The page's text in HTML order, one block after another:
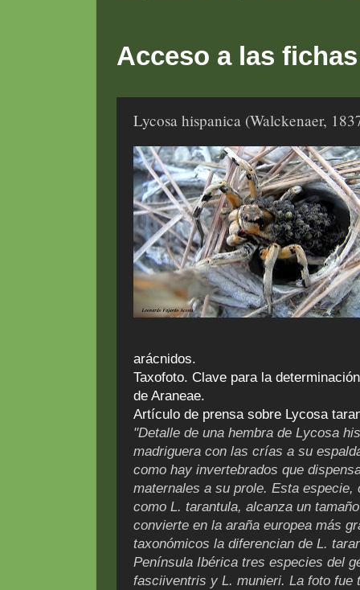
Acceso a las
Lycosa hispanica (Walckenaer,
arácnidos.
Taxofoto. Clave para la
de Araneae.
Artículo de prensa sobre Lycosa
"Detalle de una hembra de Lycosa
madriguera con las crías a su
como hay invertebrados que
maternales a su prole. Esta especie,
como L. tarantula, alcanza un
convierte en la araña europea más
taxonómicos la diferencian de L.
Península Ibérica tres especies del
fasciiventris y L. munieri. La foto fue